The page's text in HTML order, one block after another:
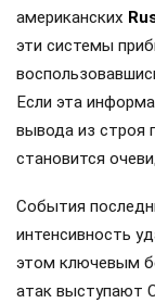
американских
эти системы
Если эта
вывода из строя
становится
События
интенсивность
этом ключевым
атак выступают